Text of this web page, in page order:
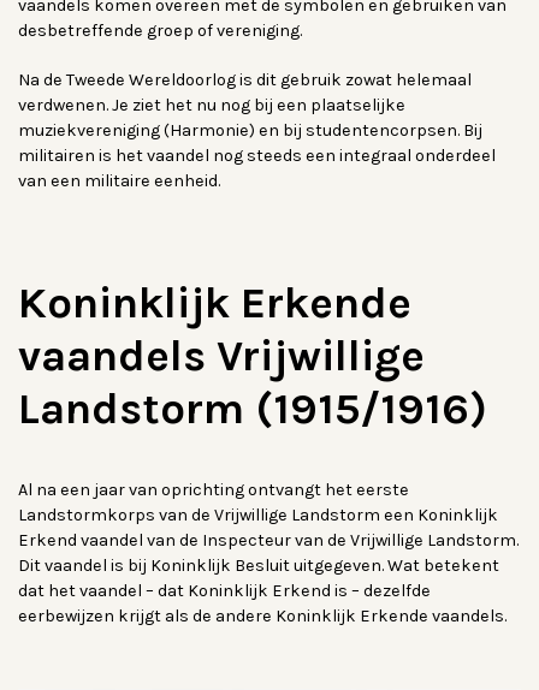
vaandels komen overeen met de symbolen en gebruiken van
desbetreffende groep of vereniging.
Na de Tweede Wereldoorlog is dit gebruik zowat helemaal
verdwenen. Je ziet het nu nog bij een plaatselijke
muziekvereniging (Harmonie) en bij studentencorpsen. Bij
militairen is het vaandel nog steeds een integraal onderdeel
van een militaire eenheid.
Koninklijk Erkende
vaandels Vrijwillige
Landstorm (1915/1916)
Al na een jaar van oprichting ontvangt het eerste
Landstormkorps van de Vrijwillige Landstorm een Koninklijk
Erkend vaandel van de Inspecteur van de Vrijwillige Landstorm.
Dit vaandel is bij Koninklijk Besluit uitgegeven. Wat betekent
dat het vaandel – dat Koninklijk Erkend is – dezelfde
eerbewijzen krijgt als de andere Koninklijk Erkende vaandels.